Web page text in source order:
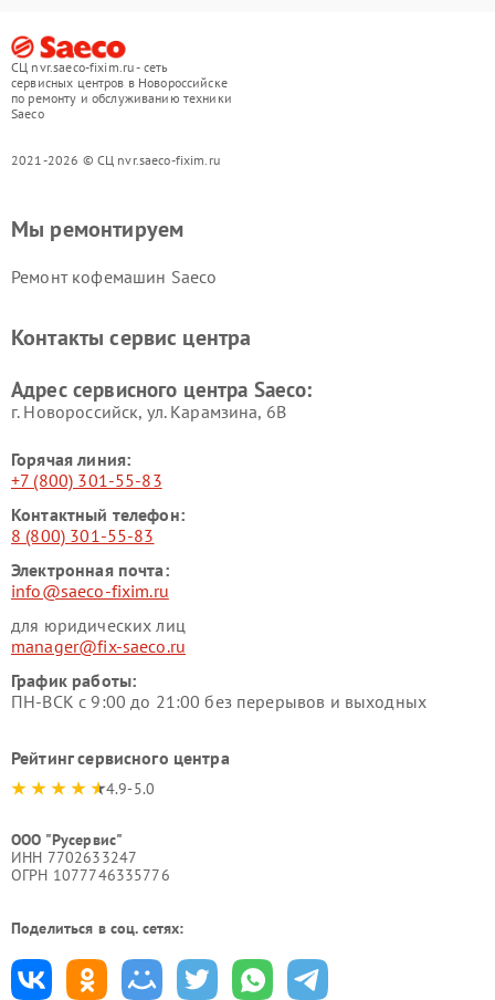
СЦ nvr.saeco-fixim.ru - сеть
сервисных центров в Новороссийске
по ремонту и обслуживанию техники
Saeco
2021-2026 © СЦ nvr.saeco-fixim.ru
Мы ремонтируем
Ремонт кофемашин Saeco
Контакты сервис центра
Адрес сервисного центра Saeco:
г. Новороссийск, ул. Карамзина, 6В
Горячая линия:
+7 (800) 301-55-83
Контактный телефон:
8 (800) 301-55-83
Электронная почта:
info@saeco-fixim.ru
для юридических лиц
manager@fix-saeco.ru
График работы:
ПН-ВСК с 9:00 до 21:00 без перерывов и выходных
Рейтинг сервисного центра
4.9-5.0
ООО "Русервис"
ИНН 7702633247
ОГРН 1077746335776
Поделиться в соц. сетях: